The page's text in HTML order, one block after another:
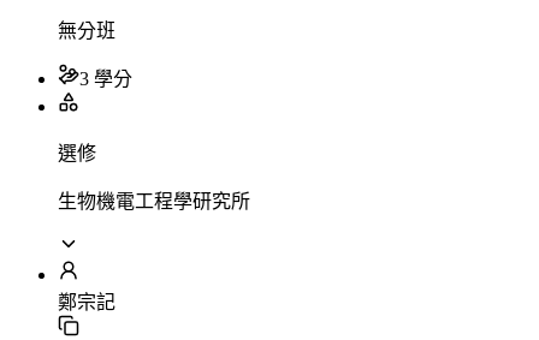
無分班
3 學分
選修
生物機電工程學研究所
鄭宗記